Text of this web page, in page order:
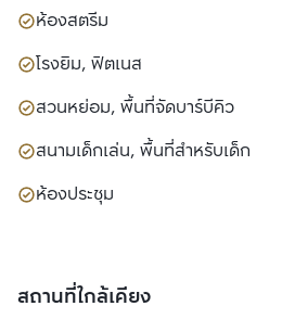
ห้องสตรีม
โรงยิม, ฟิตเนส
สวนหย่อม, พื้นที่จัดบาร์บีคิว
สนามเด็กเล่น, พื้นที่สำหรับเด็ก
ห้องประชุม
สถานที่ใกล้เคียง